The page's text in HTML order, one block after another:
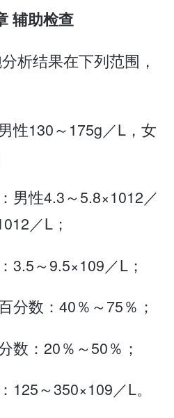
辅助检查
析结果在下列范围，
性130～175g／L，女
男性4.3～5.8×1012／
／L；
3.5～9.5×109／L；
分数：40％～75％；
数：20％～50％；
125～350×109／L。